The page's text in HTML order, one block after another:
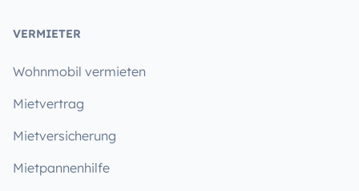
VERMIETER
Wohnmobil vermieten
Mietvertrag
Mietversicherung
Mietpannenhilfe